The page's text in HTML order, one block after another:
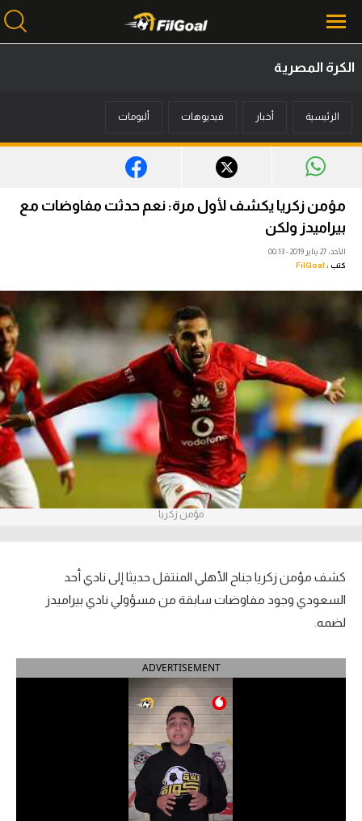
أخبار
ميركاتو
فانتازي في الجول
مسابقة التوقعات
آراء حرة
ركن الألعاب
الدوري الإنجليزي الممتاز
الدوري الإسباني
الدوري السعودي للمحترفين
الكرة المصرية
الرئيسية أخبار فيديوهات ألبومات
مؤمن زكريا يكشف لأول مرة: نعم حدثت مفاوضات مع
بيراميدز ولكن
الأحد، 27 يناير 2019 - 00:13
كتب : FilGoal
مؤمن زكريا
كشف مؤمن زكريا جناح الأهلي المنتقل حديثا إلى نادي أحد
السعودي وجود مفاوضات سابقة من مسؤولي نادي بيراميدز
لضمه.
ADVERTISEMENT